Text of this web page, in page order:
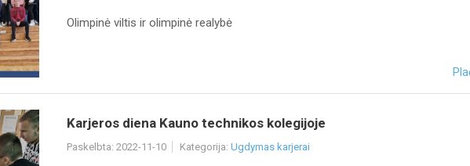
Olimpinė viltis ir olimpinė realybė
Karjeros diena Kauno technikos kolegijoje
Paskelbta: 2022-11-10 Kategorija: Ugdymas karjerai